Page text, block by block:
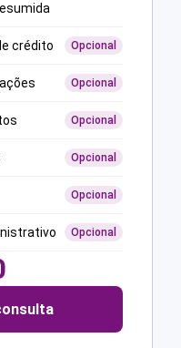
crédito Opcional
Opcional
Opcional
Opcional
Opcional
Opcional